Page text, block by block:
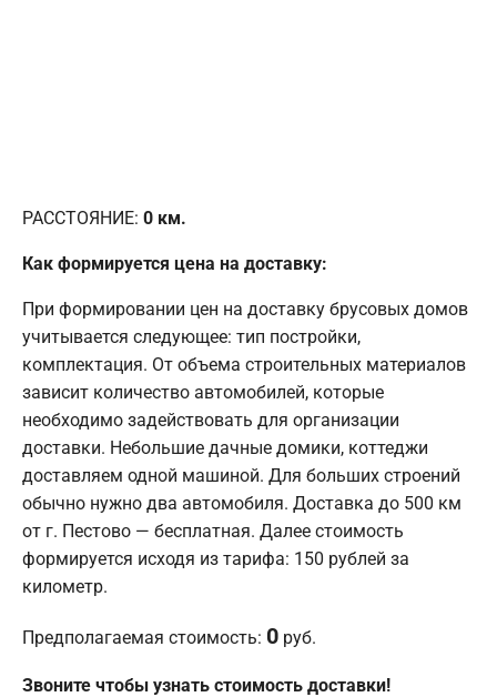
РАССТОЯНИЕ: 0 км.
Как формируется цена на доставку:
При формировании цен на доставку брусовых домов
учитывается следующее: тип постройки,
комплектация. От объема строительных материалов
зависит количество автомобилей, которые
необходимо задействовать для организации
доставки. Небольшие дачные домики, коттеджи
доставляем одной машиной. Для больших строений
обычно нужно два автомобиля. Доставка до 500 км
от г. Пестово — бесплатная. Далее стоимость
формируется исходя из тарифа: 150 рублей за
километр.
Предполагаемая стоимость: 0 руб.
Звоните чтобы узнать стоимость доставки!